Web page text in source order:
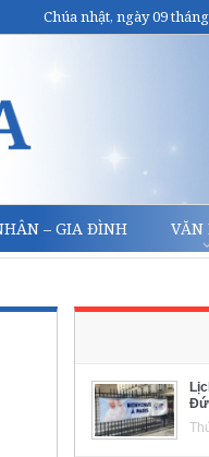
Chúa nhật, ngày 09
– GIA ĐÌNH VĂN